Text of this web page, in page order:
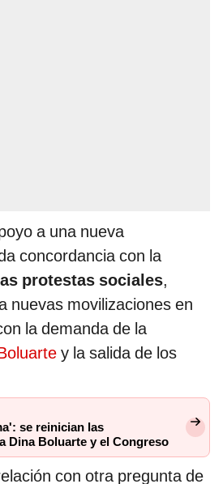
a una nueva
concordancia con la
protestas sociales,
nuevas movilizaciones en
la demanda de la
y la salida de los
se reinician las
Dina Boluarte y el Congreso
con otra pregunta de